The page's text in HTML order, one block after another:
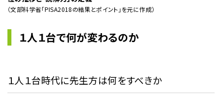
（文部科学省「PISA2018の結果とポイント」を元に作成）
１人１台で何が変わるのか
１人１台時代に先生方は何をすべきか